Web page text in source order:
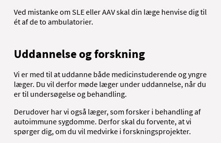
Ved mistanke om SLE eller AAV skal din læge henvise dig til
ét af de to ambulatorier.
Uddannelse og forskning
Vi er med til at uddanne både medicinstuderende og yngre
læger. Du vil derfor møde læger under uddannelse, når du
er til undersøgelse og behandling.
Derudover har vi også læger, som forsker i behandling af
autoimmune sygdomme. Derfor skal du forvente, at vi
spørger dig, om du vil medvirke i forskningsprojekter.